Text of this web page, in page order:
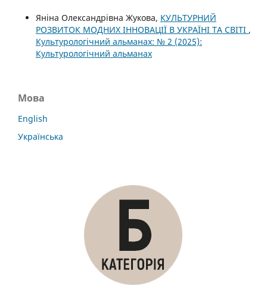
Яніна Олександрівна Жукова, КУЛЬТУРНИЙ
РОЗВИТОК МОДНИХ ІННОВАЦІЇ В УКРАЇНІ ТА СВІТІ ,
Культурологічний альманах: № 2 (2025):
Культурологічний альманах
Мова
English
Українська